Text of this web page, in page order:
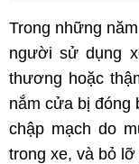
Trong những
người sử dụng
thương hoặc
nắm cửa bị đóng
chập mạch do
trong xe, và bỏ